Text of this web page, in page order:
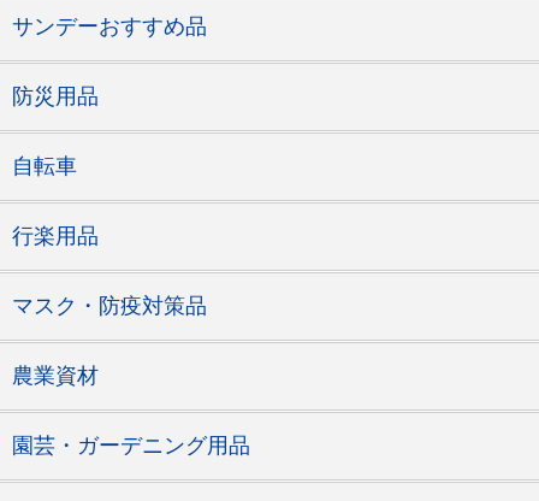
サンデーおすすめ品
防災用品
自転車
行楽用品
マスク・防疫対策品
農業資材
園芸・ガーデニング用品